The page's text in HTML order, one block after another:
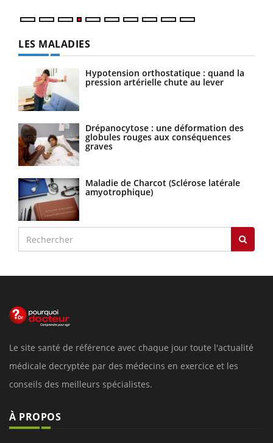
LES MALADIES
Hypotension orthostatique : quand la
pression artérielle chute au lever
Drépanocytose : une déformation des
globules rouges aux conséquences
graves
Maladie de Charcot (Sclérose latérale
amyotrophique)
Le site santé de référence avec chaque jour toute l'actualité
médicale decryptée par des médecins en exercice et les
conseils des meilleurs spécialistes.
À PROPOS